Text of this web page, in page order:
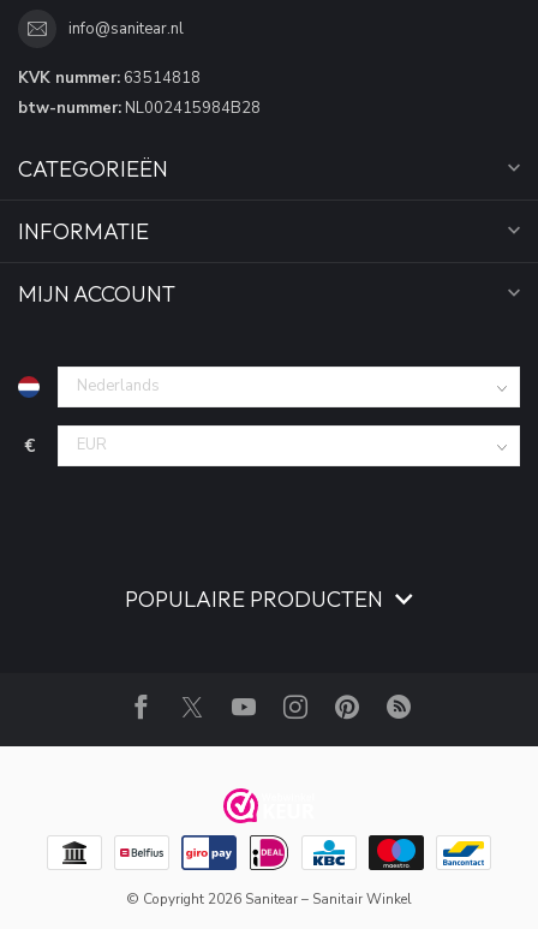
info@sanitear.nl
KVK nummer: 63514818
btw-nummer: NL002415984B28
CATEGORIEËN
INFORMATIE
MIJN ACCOUNT
€
POPULAIRE PRODUCTEN
© Copyright 2026 Sanitear – Sanitair Winkel